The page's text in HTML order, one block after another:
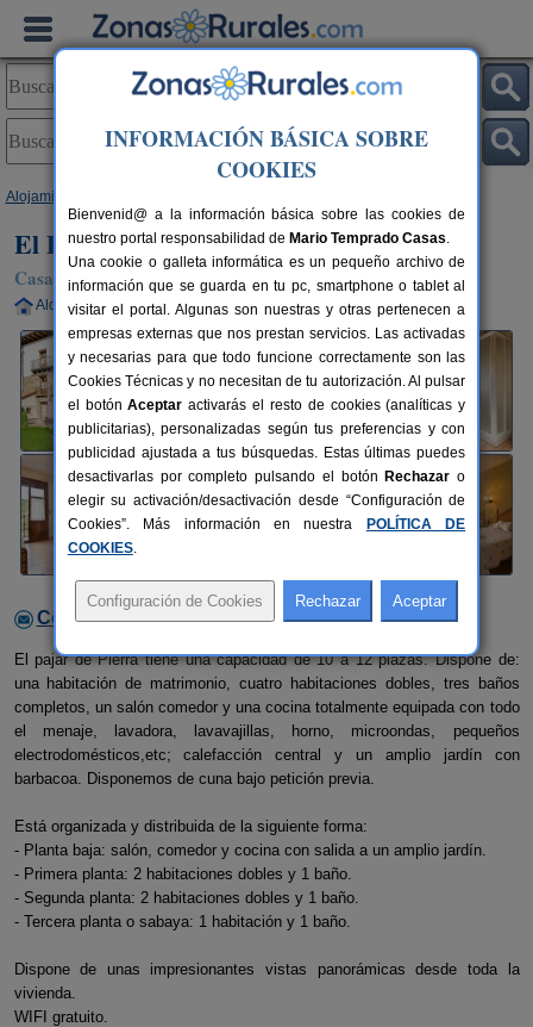
Alojamientos
El Pajar de Pierra
Casa Rural en Ansó (Huesca)
Alquiler completo 8-10+2 plazas 120 km de Huesca
Contactar con el alojamiento
El pajar de Pierra tiene una capacidad de 10 a 12 plazas. Dispone de:
una habitación de matrimonio, cuatro habitaciones dobles, tres baños
completos, un salón comedor y una cocina totalmente equipada con todo
el menaje, lavadora, lavavajillas, horno, microondas, pequeños
electrodomésticos,etc; calefacción central y un amplio jardín con
barbacoa. Disponemos de cuna bajo petición previa.
Está organizada y distribuida de la siguiente forma:
- Planta baja: salón, comedor y cocina con salida a un amplio jardín.
- Primera planta: 2 habitaciones dobles y 1 baño.
- Segunda planta: 2 habitaciones dobles y 1 baño.
- Tercera planta o sabaya: 1 habitación y 1 baño.
Dispone de unas impresionantes vistas panorámicas desde toda la
vivienda.
WIFI gratuito.
INFORMACIÓN BÁSICA SOBRE
COOKIES
Bienvenid@ a la información básica sobre las cookies de
nuestro portal responsabilidad de Mario Temprado Casas.
Una cookie o galleta informática es un pequeño archivo de
información que se guarda en tu pc, smartphone o tablet al
visitar el portal. Algunas son nuestras y otras pertenecen a
empresas externas que nos prestan servicios. Las activadas
y necesarias para que todo funcione correctamente son las
Cookies Técnicas y no necesitan de tu autorización. Al pulsar
el botónAceptar activarás el resto de cookies (analíticas y
publicitarias), personalizadas según tus preferencias y con
publicidad ajustada a tus búsquedas. Estas últimas puedes
desactivarlas por completo pulsando el botón Rechazar o
elegir su activación/desactivación desde “Configuración de
Cookies”. Más información en nuestra
POLÍTICA DE
COOKIES.